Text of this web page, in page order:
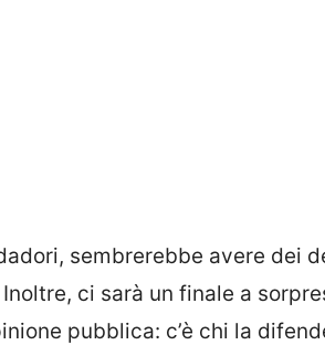
sembrerebbe avere dei
ci sarà un finale a
pubblica: c’è chi la